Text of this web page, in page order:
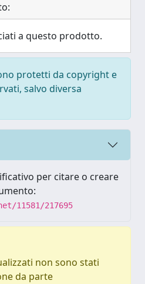
a questo prodotto.
protetti da copyright e
salvo diversa
per citare o creare
11581/217695
non sono stati
da parte